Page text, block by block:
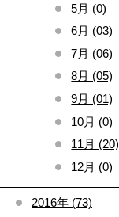
5月 (0)
6月 (03)
7月 (06)
8月 (05)
9月 (01)
10月 (0)
11月 (20)
12月 (0)
2016年 (73)